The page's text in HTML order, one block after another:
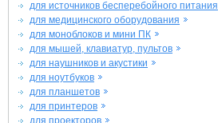
для источников бесперебойного питания
для медицинского оборудования
для моноблоков и мини ПК
для мышей, клавиатур, пультов
для наушников и акустики
для ноутбуков
для планшетов
для принтеров
для проекторов